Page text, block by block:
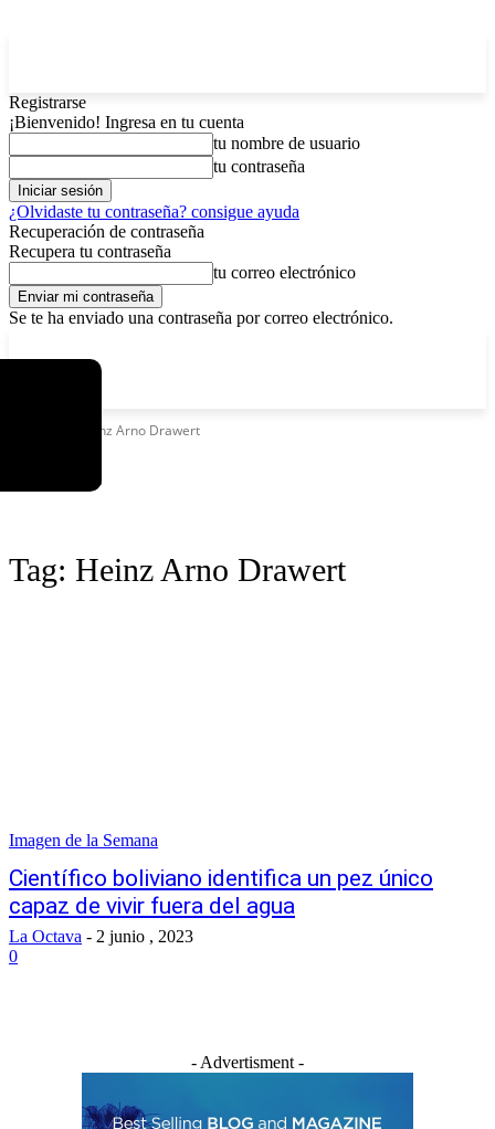
Registrarse
¡Bienvenido! Ingresa en tu cuenta
tu nombre de usuario
tu contraseña
¿Olvidaste tu contraseña? consigue ayuda
Recuperación de contraseña
Recupera tu contraseña
tu correo electrónico
Se te ha enviado una contraseña por correo electrónico.
Heinz Arno Drawert
Tag: Heinz Arno Drawert
Imagen de la Semana
Científico boliviano identifica un pez único
capaz de vivir fuera del agua
La Octava - 2 junio , 2023
0
- Advertisment -